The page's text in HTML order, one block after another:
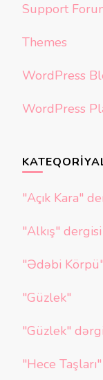
Support
Themes
WordPress
WordPress
"Açık Kara"
"Alkış" dergisi
"Ədəbi
"Güzlek"
"Güzlek"
"Hece